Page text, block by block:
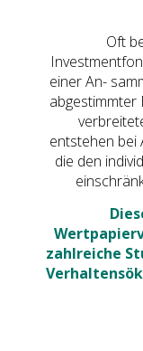
Oft
einer An-
abgestimmter
entstehen bei
die den
zahlreiche